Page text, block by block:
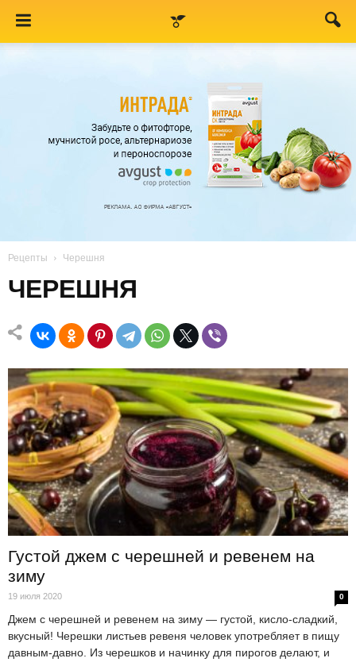
Рецепты Черешня
ЧЕРЕШНЯ
Густой джем с черешней и ревенем на
зиму
19 июля 2020 0
Джем с черешней и ревенем на зиму — густой, кисло-сладкий,
вкусный! Черешки листьев ревеня человек употребляет в пищу
давным-давно. Из черешков и начинку для пирогов делают, и